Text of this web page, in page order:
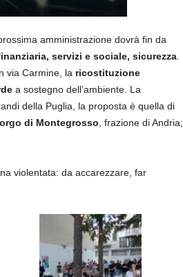
amministrazione dovrà fin da
servizi e sociale, sicurezza.
via Carmine, la ricostituzione
a sostegno dell’ambiente. La
della Puglia, la proposta è quella di
di Montegrosso , frazione di Andria;
violentata: da accarezzare, far